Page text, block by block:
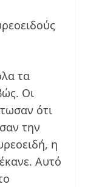
τα
Οι
ότι
την
η
Αυτό